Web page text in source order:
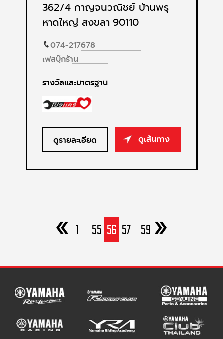
362/4 กาญจนวณิชย์ บ้านพรุ
หาดใหญ่ สงขลา 90110
074-217678
เฟสบุ๊กร้าน
รางวัลและมาตรฐาน
ดูรายละเอียด ดูเส้นทาง
1 ... 55 56 57 ... 59